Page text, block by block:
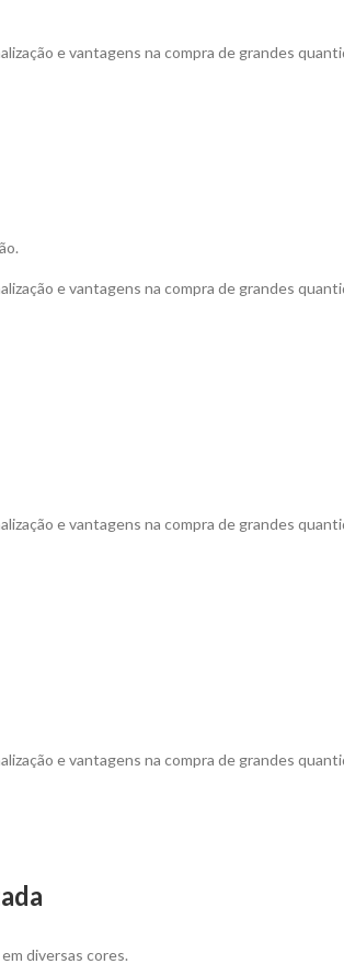
e vantagens na compra de grandes
e vantagens na compra de grandes
e vantagens na compra de grandes
e vantagens na compra de grandes
diversas cores.